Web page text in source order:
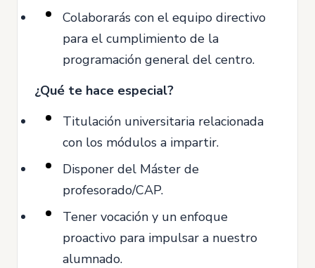
Colaborarás con el equipo directivo
para el cumplimiento de la
programación general del centro.
¿Qué te hace especial?
Titulación universitaria relacionada
con los módulos a impartir.
Disponer del Máster de
profesorado/CAP.
Tener vocación y un enfoque
proactivo para impulsar a nuestro
alumnado.